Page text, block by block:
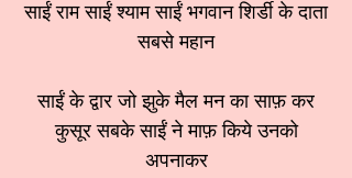
साईं राम साईं श्याम साईं भगवान शिर्डी के दाता
सबसे महान
साईं के द्वार जो झुके मैल मन का साफ़ कर
कुसूर सबके साईं ने माफ़ किये उनको
अपनाकर